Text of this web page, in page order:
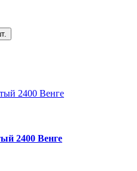
2400 Венге